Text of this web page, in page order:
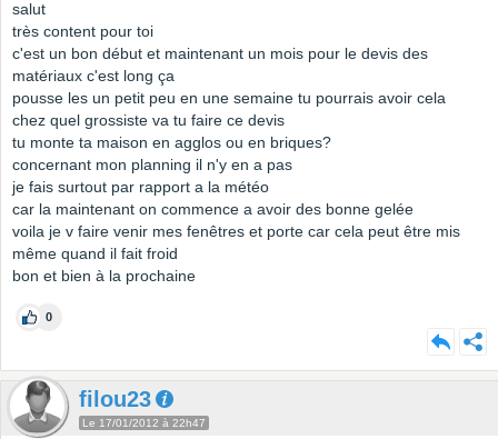
salut
très content pour toi
c'est un bon début et maintenant un mois pour le devis des
matériaux c'est long ça
pousse les un petit peu en une semaine tu pourrais avoir cela
chez quel grossiste va tu faire ce devis
tu monte ta maison en agglos ou en briques?
concernant mon planning il n'y en a pas
je fais surtout par rapport a la météo
car la maintenant on commence a avoir des bonne gelée
voila je v faire venir mes fenêtres et porte car cela peut être mis
même quand il fait froid
bon et bien à la prochaine
0
filou23
Le 17/01/2012 à 22h47